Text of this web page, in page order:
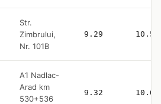
Str.
Zimbrului,
Nr. 101B
9.29 10.59
A1 Nadlac-
Arad km
530+536
9.32 10.63